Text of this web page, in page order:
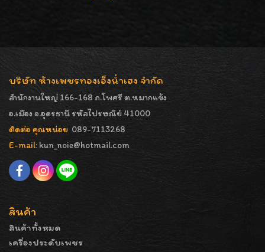
บริษัท ห้างเพชรทองเอ็งน่ำเฮง จำกัด
สำนักงานใหญ่ 166-168 ถ.โพศรี ต.หมากแข้ง
อ.เมือง จ.อุดรธานี รหัสไปรษณีย์ 41000
ติดต่อ คุณหน่อย 089-7113268
E-mail: kun_noie@hotmail.com
สินค้า
สินค้าทั้งหมด
เครื่องประดับเพชร